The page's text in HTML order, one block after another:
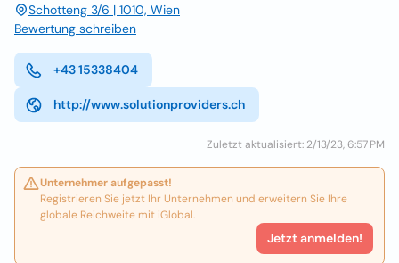
Schotteng 3/6 | 1010, Wien
Bewertung schreiben
+43 15338404
http://www.solutionproviders.ch
Zuletzt aktualisiert: 2/13/23, 6:57 PM
Unternehmer aufgepasst!
Registrieren Sie jetzt Ihr Unternehmen und erweitern Sie Ihre
globale Reichweite mit iGlobal.
Jetzt anmelden!